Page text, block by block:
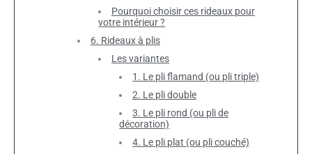
Pourquoi choisir ces rideaux pour
votre intérieur ?
6. Rideaux à plis
Les variantes
1. Le pli flamand (ou pli triple)
2. Le pli double
3. Le pli rond (ou pli de
décoration)
4. Le pli plat (ou pli couché)